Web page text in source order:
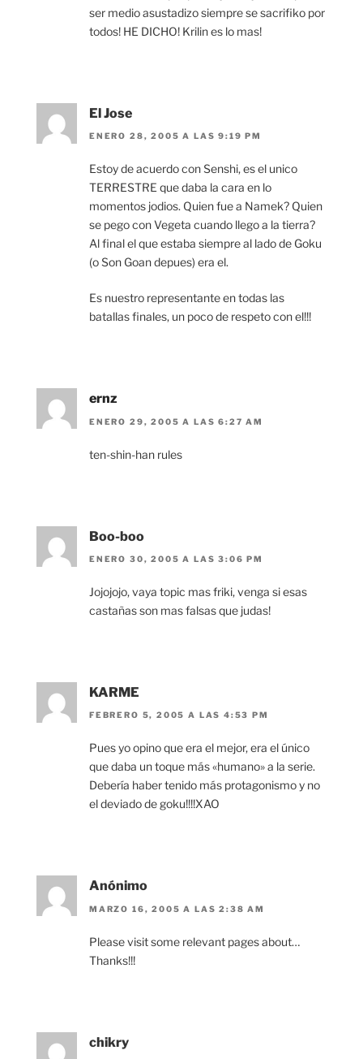
ser medio asustadizo siempre se sacrifiko por
todos! HE DICHO! Krilin es lo mas!
El Jose
ENERO 28, 2005 A LAS 9:19 PM
Estoy de acuerdo con Senshi, es el unico
TERRESTRE que daba la cara en lo
momentos jodios. Quien fue a Namek? Quien
se pego con Vegeta cuando llego a la tierra?
Al final el que estaba siempre al lado de Goku
(o Son Goan depues) era el.
Es nuestro representante en todas las
batallas finales, un poco de respeto con el!!!
ernz
ENERO 29, 2005 A LAS 6:27 AM
ten-shin-han rules
Boo-boo
ENERO 30, 2005 A LAS 3:06 PM
Jojojojo, vaya topic mas friki, venga si esas
castañas son mas falsas que judas!
KARME
FEBRERO 5, 2005 A LAS 4:53 PM
Pues yo opino que era el mejor, era el único
que daba un toque más «humano» a la serie.
Debería haber tenido más protagonismo y no
el deviado de goku!!!!XAO
Anónimo
MARZO 16, 2005 A LAS 2:38 AM
Please visit some relevant pages about…
Thanks!!!
chikry